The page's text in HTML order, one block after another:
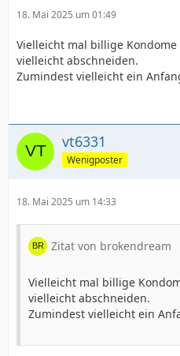
18. Mai 2025 um 01:49
Vielleicht mal billige
vielleicht abschneiden.
Zumindest vielleicht ein
vt6331
Wenigposter
18. Mai 2025 um 14:33
Zitat von brokendream
Vielleicht mal billige
vielleicht abschneiden.
Zumindest vielleicht ein